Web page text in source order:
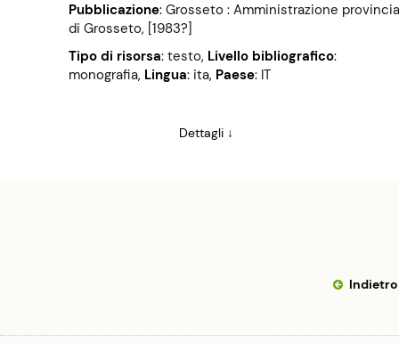
Pubblicazione:Grosseto : Amministrazione
di Grosseto, [1983?]
Tipo di risorsa: testo, Livello bibliografico:
monografia, Lingua: ita, Paese: IT
Dettagli ↓
Indietro